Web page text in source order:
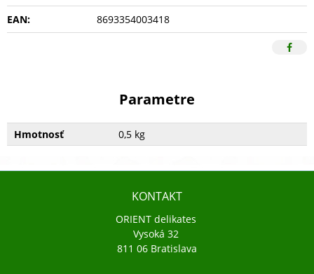
EAN:
8693354003418
Parametre
Hmotnosť 0,5 kg
KONTAKT
ORIENT delikates
Vysoká 32
811 06 Bratislava